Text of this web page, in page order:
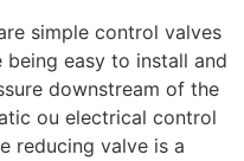
simple control valves
easy to install and
downstream of the
ou electrical control
reducing valve is a